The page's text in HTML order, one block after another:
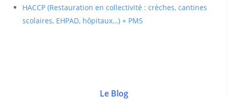
HACCP (Restauration en collectivité : crèches, cantines
scolaires, EHPAD, hôpitaux…) + PMS
Le Blog